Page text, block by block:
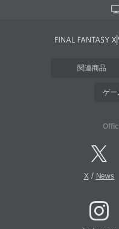
関連商品
ゲー
X/ News